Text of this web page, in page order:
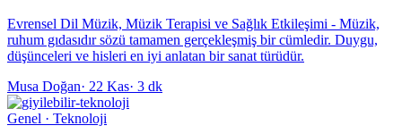
Evrensel Dil Müzik, Müzik Terapisi ve Sağlık Etkileşimi - Müzik,
ruhum gıdasıdır sözü tamamen gerçekleşmiş bir cümledir. Duygu,
düşünceleri ve hisleri en iyi anlatan bir sanat türüdür.
Musa Doğan· 22 Kas· 3 dk
Genel · Teknoloji